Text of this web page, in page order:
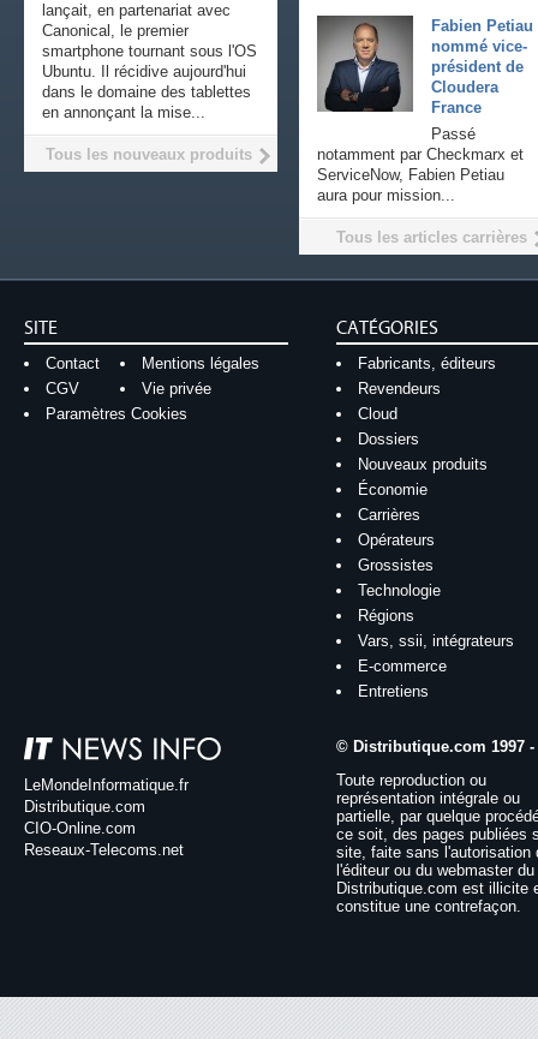
Fabien Petiau
nommé vice-
président de
Cloudera
France
Passé
notamment par Checkmarx et
ServiceNow, Fabien Petiau
aura pour mission...
Tous les articles carrières
lançait, en partenariat avec
Canonical, le premier
smartphone tournant sous l'OS
Ubuntu. Il récidive aujourd'hui
dans le domaine des tablettes
en annonçant la mise...
Tous les nouveaux produits
SITE
Contact
Mentions légales
CGV
Vie privée
Paramètres Cookies
CATÉGORIES
Fabricants, éditeurs
Revendeurs
Cloud
Dossiers
Nouveaux produits
Économie
Carrières
Opérateurs
Grossistes
Technologie
Régions
Vars, ssii, intégrateurs
E-commerce
Entretiens
LeMondeInformatique.fr
Distributique.com
CIO-Online.com
Reseaux-Telecoms.net
© Distributique.com 1997 -
Toute reproduction ou
représentation intégrale ou
partielle, par quelque
ce soit, des pages publiées
site, faite sans l'autorisation
l'éditeur ou du webmaster
Distributique.com est illicite
constitue une contrefaçon.